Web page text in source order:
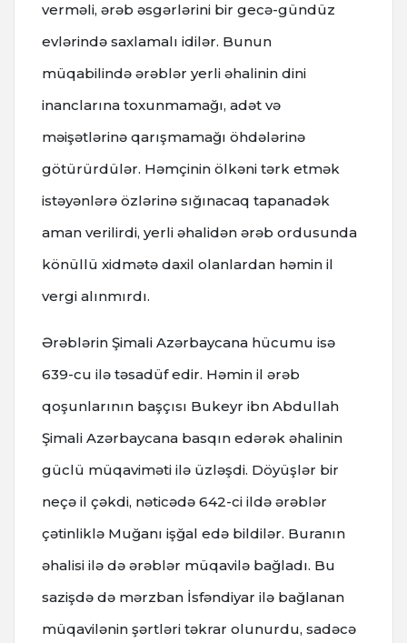
verməli, ərəb əsgərlərini bir gecə-gündüz
evlərində saxlamalı idilər. Bunun
müqabilində ərəblər yerli əhalinin dini
inanclarına toxunmamağı, adət və
məişətlərinə qarışmamağı öhdələrinə
götürürdülər. Həmçinin ölkəni tərk etmək
istəyənlərə özlərinə sığınacaq tapanadək
aman verilirdi, yerli əhalidən ərəb ordusunda
könüllü xidmətə daxil olanlardan həmin il
vergi alınmırdı.
Ərəblərin Şimali Azərbaycana hücumu isə
639-cu ilə təsadüf edir. Həmin il ərəb
qoşunlarının başçısı Bukeyr ibn Abdullah
Şimali Azərbaycana basqın edərək əhalinin
güclü müqaviməti ilə üzləşdi. Döyüşlər bir
neçə il çəkdi, nəticədə 642-ci ildə ərəblər
çətinliklə Muğanı işğal edə bildilər. Buranın
əhalisi ilə də ərəblər müqavilə bağladı. Bu
sazişdə də mərzban İsfəndiyar ilə bağlanan
müqavilənin şərtləri təkrar olunurdu, sadəcə